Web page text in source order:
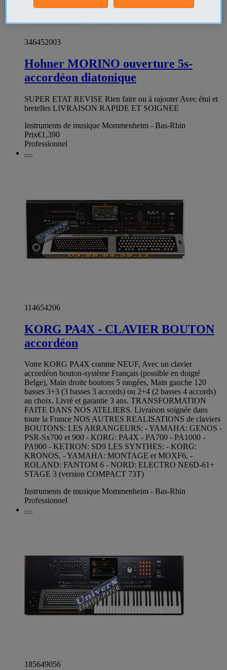
346452003
Hohner MORINO ouverture 5s-
accordéon diatonique
SUPER ETAT REVISE Rien faire ou à rajouter Avec étui et
bretelles LIVRAISON RAPIDE ET SOIGNEE
Instruments de musique Mommenheim - Bas-Rhin
Prix€1,390
Professionnel
114654206
KORG PA4X - CLAVIER BOUTON
accordéon
Votre KORG PA4X comme NEUF, Avec un clavier
accordéon bouton-système Français (possible en doigté
Belge), Main droite boutons 5 rangées, Main gauche 120
basses 3+3 (3 basses 3 accords) ou 2+4 (2 basses 4 accords)
au choix. Livré et garantie 3 ans. TRANSFORMATION
FAITE DANS NOS ATELIERS. Livraison soignée dans
toute la France NOS AUTRES REALISATIONS de claviers
BOUTONS: LES ARRANGEURS: - YAMAHA: GENOS -
PSR-Sx700 et 900 - KORG: PA4X - PA700 - PA1000 -
PA900 - KETRON: SD9 LES SYNTHES: - KORG:
KRONOS, - YAMAHA: MONTAGE et MOXF6, -
ROLAND: FANTOM 6 - NORD: ELECTRO NE6D-61+
STAGE 3 (version COMPACT 73T)
Instruments de musique Mommenheim - Bas-Rhin
Professionnel
185649056